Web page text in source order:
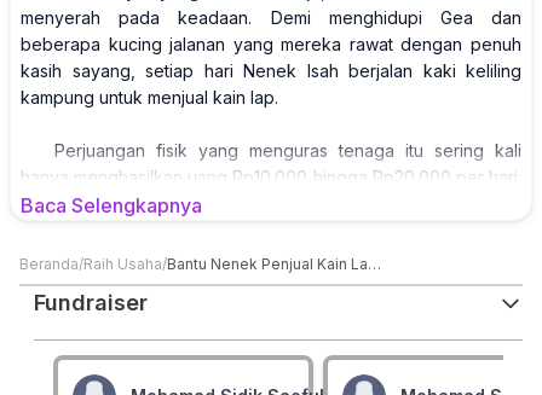
menyerah pada keadaan. Demi menghidupi Gea dan
beberapa kucing jalanan yang mereka rawat dengan penuh
kasih sayang, setiap hari Nenek Isah berjalan kaki keliling
kampung untuk menjual kain lap.
Perjuangan fisik yang menguras tenaga itu sering kali
hanya menghasilkan uang Rp10.000 hingga Rp20.000 per hari.
Uang sekecil itu tentu jauh dari kata cukup. Jangankan untuk
sekadar memastikan mereka bisa makan esok hari saja sudah
menjadi perjuangan yang berat.
Akibat himpitan ekonomi ini, Gea terpaksa putus sekolah
Baca Selengkapnya
Beranda/Raih Usaha/ Bantu Nenek Penjual Kain Lap Rawat Cucu Lumpuh
Fundraiser